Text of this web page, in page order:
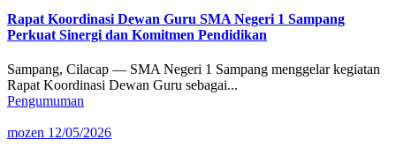
Rapat Koordinasi Dewan Guru SMA Negeri 1 Sampang
Perkuat Sinergi dan Komitmen Pendidikan
Sampang, Cilacap — SMA Negeri 1 Sampang menggelar kegiatan
Rapat Koordinasi Dewan Guru sebagai...
Pengumuman
mozen 12/05/2026